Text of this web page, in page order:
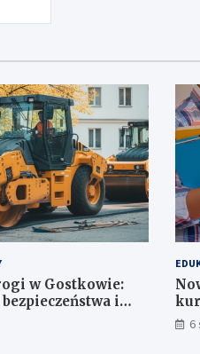
w Gostkowie:
i
6